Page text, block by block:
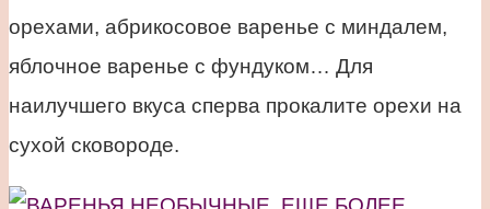
орехами, абрикосовое варенье с миндалем,
яблочное варенье с фундуком… Для
наилучшего вкуса сперва прокалите орехи на
сухой сковороде.